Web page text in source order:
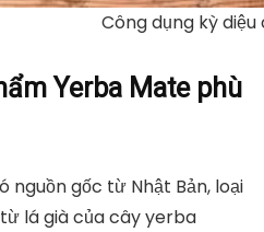
Công dụng kỳ
Yerba Mate phù
nguồn gốc từ Nhật Bản, loại
lá già của cây yerba